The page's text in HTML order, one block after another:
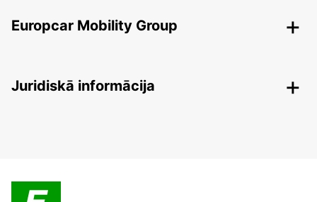
Europcar Mobility Group
Juridiskā informācija